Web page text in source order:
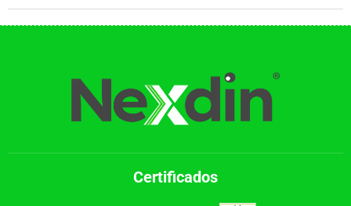
Certificados